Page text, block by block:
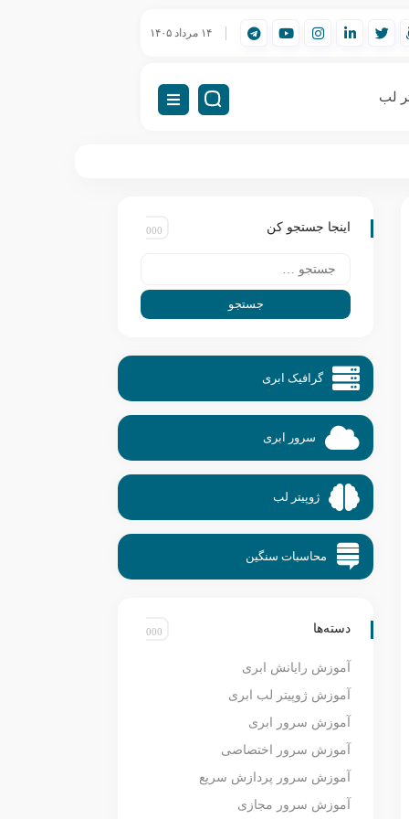
ورک‌استیشن مهندسی (Workstation) چیست؟ راه‌اندازی VDI (دسکتاپ مجازی) ۱۴ مرداد ۱۴۰۵
لب
اینجا جستجو کن
گرافیک ابری
سرور ابری
ژوپیتر لب
محاسبات سنگین
دسته‌ها
آموزش رایانش ابری
آموزش ژوپیتر لب ابری
آموزش سرور ابری
آموزش سرور اختصاصی
آموزش سرور پردازش سریع
آموزش سرور مجازی